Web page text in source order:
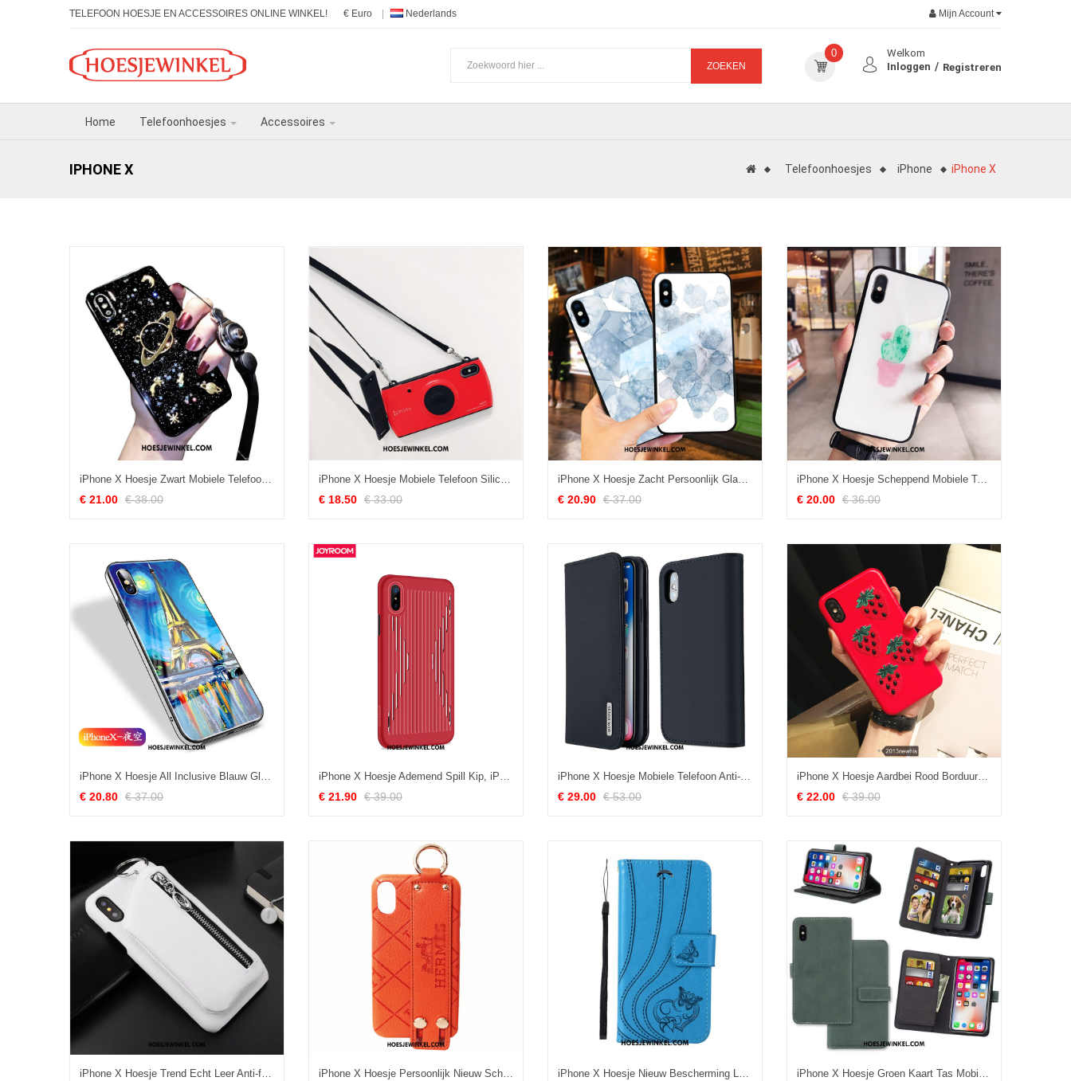
TELEFOON HOESJE EN ACCESSOIRES ONLINE WINKEL! € Euro Nederlands Mijn Account
ZOEKEN
Welkom
Inloggen
Registreren
0
Home Telefoonhoesjes Accessoires
IPHONE X Telefoonhoesjes iPhone iPhone X
iPhone X Hoesje Zwart Mobiele Telefoon Siliconen, iPhone X Hoesje Trendy Merk Hoes
€ 21.00 € 38.00
iPhone X Hoesje Mobiele Telefoon Siliconen Zwart, iPhone X Hoesje Hanger Zacht
€ 18.50 € 33.00
iPhone X Hoesje Zacht Persoonlijk Glas, iPhone X Hoesje Wind Scheppend
€ 20.90 € 37.00
iPhone X Hoesje Scheppend Mobiele Telefoon Zacht, iPhone X Hoesje Wit Persoonlijk
€ 20.00 € 36.00
iPhone X Hoesje All Inclusive Blauw Glas, iPhone X Hoesje Olieverfschilderij Anti-fall
€ 20.80 € 37.00
iPhone X Hoesje Ademend Spill Kip, iPhone X Hoesje Rood Het Uitstralen
€ 21.90 € 39.00
iPhone X Hoesje Mobiele Telefoon Anti-fall Bescherming, iPhone X Hoesje Folio Kaart Tas
€ 29.00 € 53.00
iPhone X Hoesje Aardbei Rood Borduurwerk, iPhone X Hoesje Groot Bescherming
€ 22.00 € 39.00
iPhone X Hoesje Trend Echt Leer Anti-fall, iPhone X Hoesje Bescherming Tas iPhone X Hoesje Persoonlijk Nieuw Schoonheid, iPhone X Hoesje Kwaliteit Ondersteuning Orange iPhone X Hoesje Nieuw Bescherming Leren Etui, iPhone X Hoesje Folio Anti-fall iPhone X Hoesje Groen Kaart Tas Mobiele Telefoon, iPhone X Hoesje Hanger Portemonnee